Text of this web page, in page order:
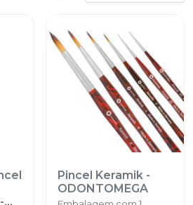
Pincel Keramik -
ODONTOMEGA